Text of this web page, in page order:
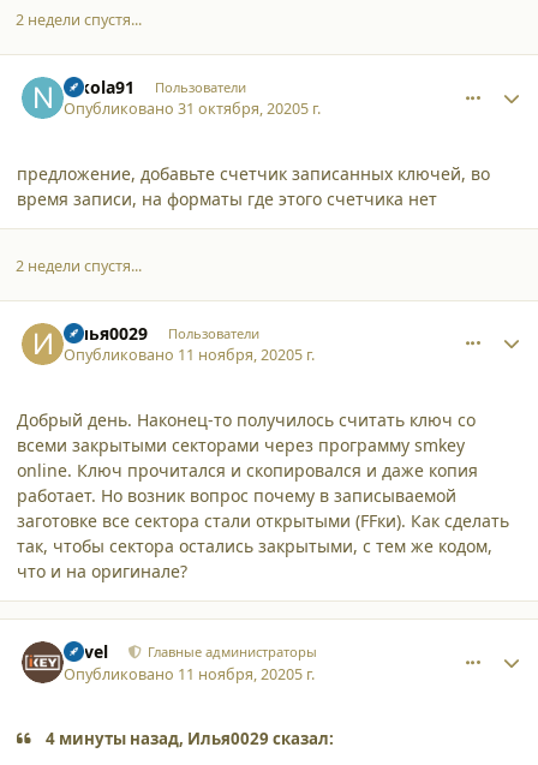
2 недели спустя...
nikola91 Пользователи
Опубликовано31 октября, 20205 г.
предложение, добавьте счетчик записанных ключей, во
время записи, на форматы где этого счетчика нет
2 недели спустя...
Илья0029 Пользователи
Опубликовано 11 ноября, 20205 г.
Добрый день. Наконец-то получилось считать ключ со
всеми закрытыми секторами через программу smkey
online. Ключ прочитался и скопировался и даже копия
работает. Но возник вопрос почему в записываемой
заготовке все сектора стали открытыми (FFки). Как сделать
так, чтобы сектора остались закрытыми, с тем же кодом,
что и на оригинале?
Pavel Главные администраторы
Опубликовано 11 ноября, 20205 г.
4 минуты назад, Илья0029 сказал: